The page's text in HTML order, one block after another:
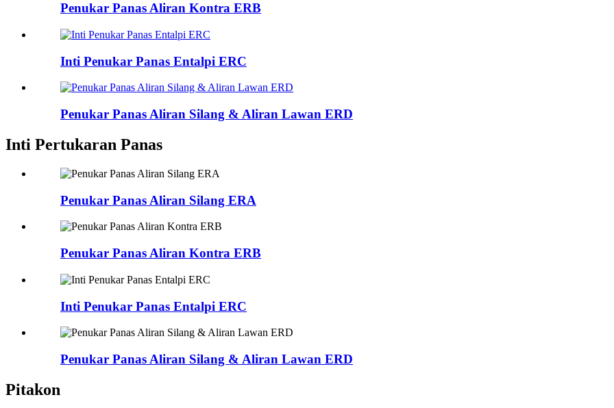
Penukar Panas Aliran Kontra ERB
Inti Penukar Panas Entalpi ERC
Penukar Panas Aliran Silang & Aliran Lawan ERD
Inti Pertukaran Panas
Penukar Panas Aliran Silang ERA
Penukar Panas Aliran Kontra ERB
Inti Penukar Panas Entalpi ERC
Penukar Panas Aliran Silang & Aliran Lawan ERD
Pitakon